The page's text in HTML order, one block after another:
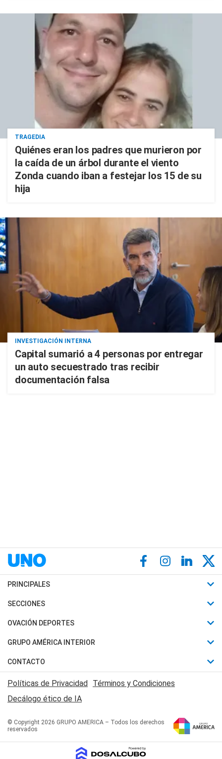
TRAGEDIA
Quiénes eran los padres que murieron por
la caída de un árbol durante el viento
Zonda cuando iban a festejar los 15 de su
hija
INVESTIGACIÓN INTERNA
Capital sumarió a 4 personas por entregar
un auto secuestrado tras recibir
documentación falsa
PRINCIPALES
Últimas Noticias
Política
Judiciales
Economia
SECCIONES
Horóscopo
Motores
Trucos caseros
Series y Películas
Edictos y Solicitadas
OVACIÓN DEPORTES
Fútbol
Mundial
Automovilismo
Rugby
Básquet
GRUPO AMÉRICA INTERIOR
Canal 7 en Vivo
San Juan 8
CONTACTO
Acerca de Nosotros
Contactanos
Políticas de Privacidad Términos y Condiciones
Decálogo ético de IA
© Copyright 2026 GRUPO AMERICA – Todos los derechos
reservados